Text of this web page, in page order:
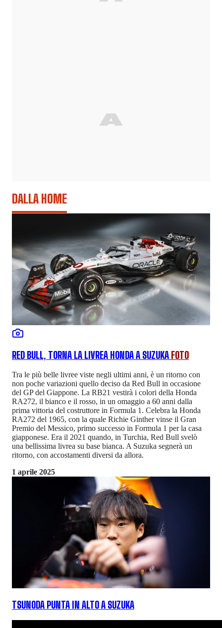
DALLA HOME
RED BULL, TORNA LA LIVREA HONDA A SUZUKA FOTO
Tra le più belle livree viste negli ultimi anni, è un ritorno con
non poche variazioni quello deciso da Red Bull in occasione
del GP del Giappone. La RB21 vestirà i colori della Honda
RA272, il bianco e il rosso, in un omaggio a 60 anni dalla
prima vittoria del costruttore in Formula 1. Celebra la Honda
RA272 del 1965, con la quale Richie Ginther vinse il Gran
Premio del Messico, primo successo in Formula 1 per la casa
giapponese. Era il 2021 quando, in Turchia, Red Bull svelò
una bellissima livrea su base bianca. A Suzuka segnerà un
ritorno, con accostamenti diversi da allora.
1 aprile 2025
TSUNODA PUNTA IN ALTO A SUZUKA